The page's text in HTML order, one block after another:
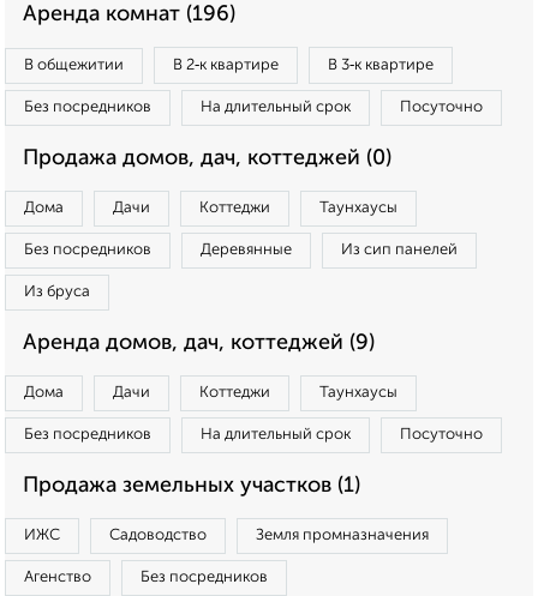
Аренда комнат (196)
В общежитии В 2‑к квартире В 3‑к квартире
Без посредников На длительный срок Посуточно
Продажа домов, дач, коттеджей (0)
Дома Дачи Коттеджи Таунхаусы
Без посредников Деревянные Из сип панелей
Из бруса
Аренда домов, дач, коттеджей (9)
Дома Дачи Коттеджи Таунхаусы
Без посредников На длительный срок Посуточно
Продажа земельных участков (1)
ИЖС Садоводство Земля промназначения
Агенство Без посредников